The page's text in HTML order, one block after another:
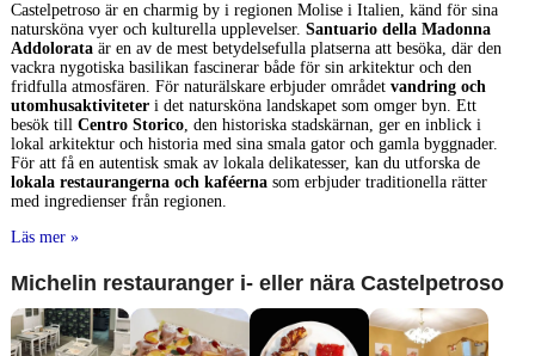
Castelpetroso är en charmig by i regionen Molise i Italien, känd för sina
natursköna vyer och kulturella upplevelser. Santuario della Madonna
Addolorataär en av de mest betydelsefulla platserna att besöka, där den
vackra nygotiska basilikan fascinerar både för sin arkitektur och den
fridfulla atmosfären. För naturälskare erbjuder området vandring och
utomhusaktiviteteri det natursköna landskapet som omger byn. Ett
besök till Centro Storico, den historiska stadskärnan, ger en inblick i
lokal arkitektur och historia med sina smala gator och gamla byggnader.
För att få en autentisk smak av lokala delikatesser, kan du utforska de
lokala restaurangerna och kaféernasom erbjuder traditionella rätter
med ingredienser från regionen.
Läs mer »
Michelin restauranger i- eller nära Castelpetroso